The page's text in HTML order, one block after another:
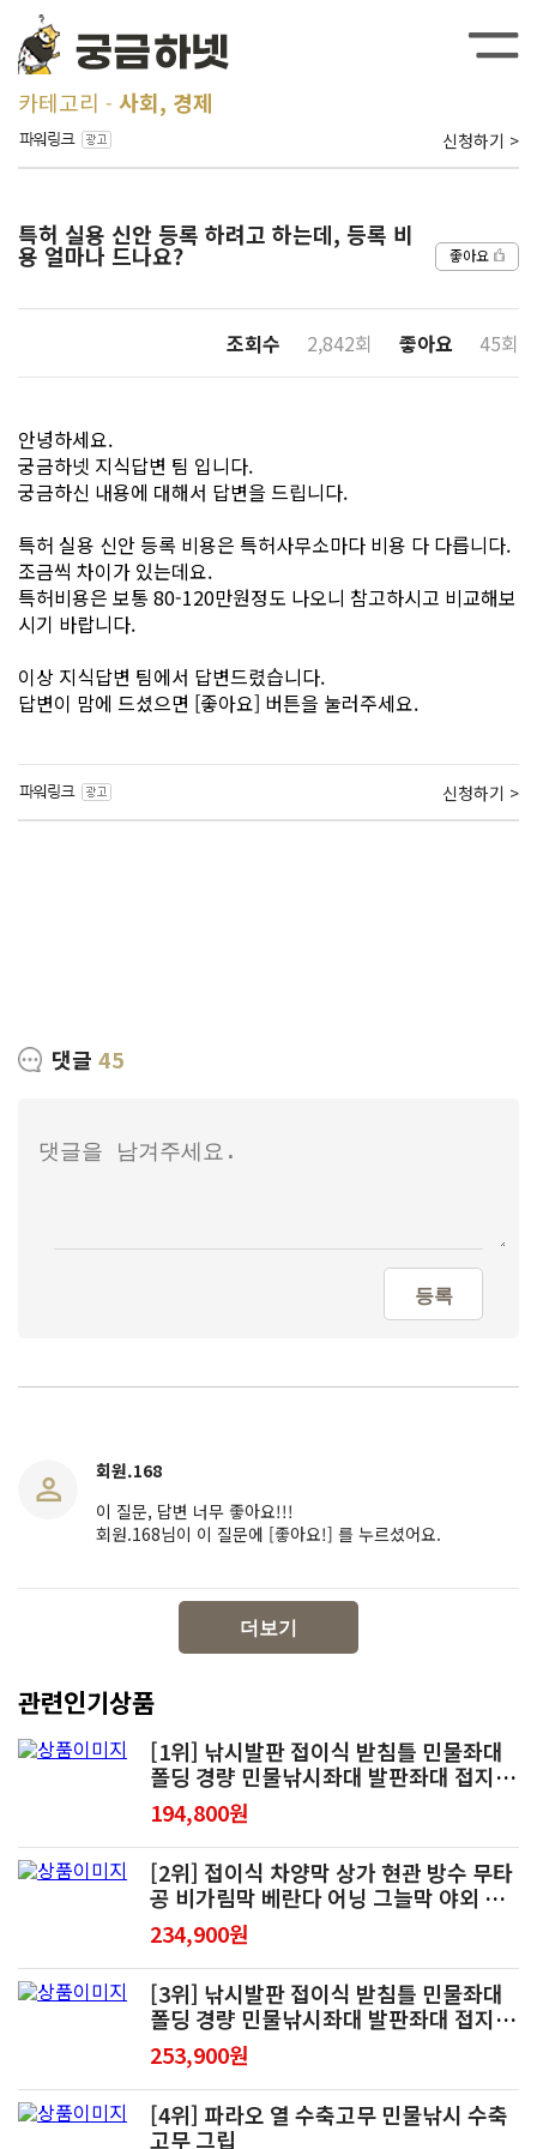
카테고리 사회, 경제
신청하기 >
특허 실용 신안 등록 하려고 하는데, 등록 비
용 얼마나 드나요? 좋아요
조회수 2,842회 좋아요 45회
안녕하세요.
궁금하넷 지식답변 팀 입니다.
궁금하신 내용에 대해서 답변을 드립니다.
특허 실용 신안 등록 비용은 특허사무소마다 비용 다 다릅니다.
조금씩 차이가 있는데요.
특허비용은 보통 80-120만원정도 나오니 참고하시고 비교해보
시기 바랍니다.
이상 지식답변 팀에서 답변드렸습니다.
답변이 맘에 드셨으면 [좋아요] 버튼을 눌러주세요.
신청하기 >
댓글 45
등록
회원.168
이 질문, 답변 너무 좋아요!!!
회원.168님이 이 질문에 [좋아요!] 를 누르셨어요.
더보기
관련인기상품
[1위] 낚시발판 접이식 받침틀 민물좌대
폴딩 경량 민물낚시좌대 발판좌대 접지
거치대 민물 갯바위
194,800원
[2위] 접이식 차양막 상가 현관 방수 무타
공 비가림막 베란다 어닝 그늘막 야외 옥
상 벽면 발코니
234,900원
[3위] 낚시발판 접이식 받침틀 민물좌대
폴딩 경량 민물낚시좌대 발판좌대 접지
거치대 민물 갯바위
253,900원
[4위] 파라오 열 수축고무 민물낚시 수축
고무 그립